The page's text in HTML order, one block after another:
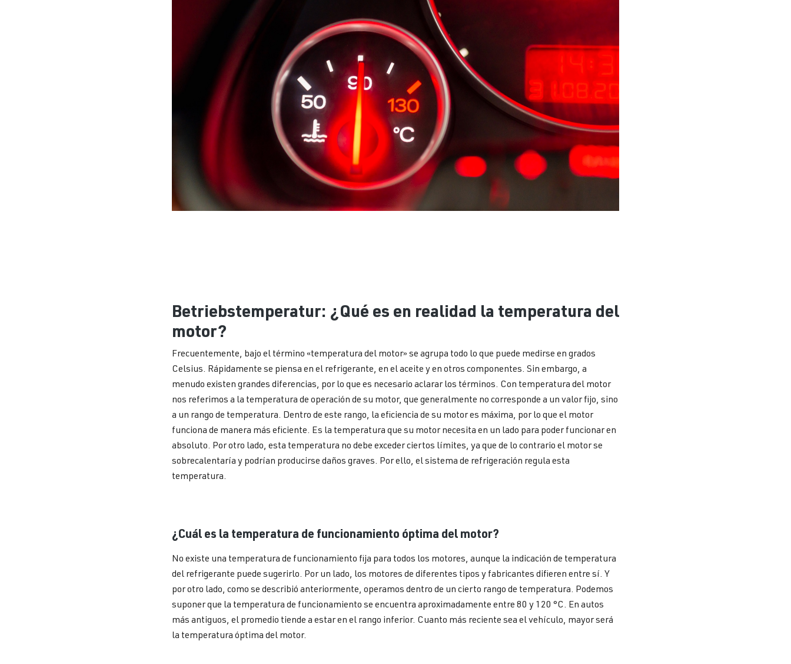
Betriebstemperatur: ¿Qué es en realidad la temperatura del
motor?
Frecuentemente, bajo el término «temperatura del motor» se agrupa todo lo que puede medirse en grados
Celsius. Rápidamente se piensa en el refrigerante, en el aceite y en otros componentes. Sin embargo, a
menudo existen grandes diferencias, por lo que es necesario aclarar los términos. Con temperatura del motor
nos referimos a la temperatura de operación de su motor, que generalmente no corresponde a un valor fijo, sino
a un rango de temperatura. Dentro de este rango, la eficiencia de su motor es máxima, por lo que el motor
funciona de manera más eficiente. Es la temperatura que su motor necesita en un lado para poder funcionar en
absoluto. Por otro lado, esta temperatura no debe exceder ciertos límites, ya que de lo contrario el motor se
sobrecalentaría y podrían producirse daños graves. Por ello, el sistema de refrigeración regula esta
temperatura.
¿Cuál es la temperatura de funcionamiento óptima del motor?
No existe una temperatura de funcionamiento fija para todos los motores, aunque la indicación de temperatura
del refrigerante puede sugerirlo. Por un lado, los motores de diferentes tipos y fabricantes difieren entre sí. Y
por otro lado, como se describió anteriormente, operamos dentro de un cierto rango de temperatura. Podemos
suponer que la temperatura de funcionamiento se encuentra aproximadamente entre 80 y 120 °C. En autos
más antiguos, el promedio tiende a estar en el rango inferior. Cuanto más reciente sea el vehículo, mayor será
la temperatura óptima del motor.